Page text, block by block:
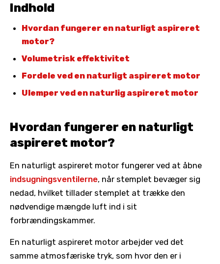
Indhold
Hvordan fungerer en naturligt aspireret
motor?
Volumetrisk effektivitet
Fordele ved en naturligt aspireret motor
Ulemper ved en naturlig aspireret motor
Hvordan fungerer en naturligt
aspireret motor?
En naturligt aspireret motor fungerer ved at åbne
indsugningsventilerne, når stemplet bevæger sig
nedad, hvilket tillader stemplet at trække den
nødvendige mængde luft ind i sit
forbrændingskammer.
En naturligt aspireret motor arbejder ved det
samme atmosfæriske tryk, som hvor den er i